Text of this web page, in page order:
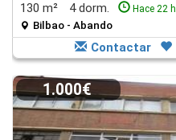
130 m²
4 dorm. Hace 22
Bilbao - Abando
Contactar
1.000€